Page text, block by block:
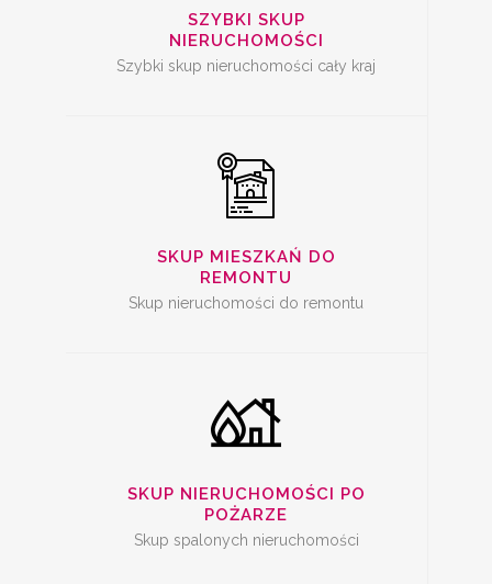
SZYBKI SKUP
NIERUCHOMOŚCI
Szybki skup nieruchomości cały kraj
SKUP MIESZKAŃ DO
REMONTU
Skup nieruchomości do remontu
REMONTU
SKUP NIERUCHOMOŚCI PO
POŻARZE
Skup spalonych nieruchomości
SKUP SPALONYCH
NIERUCHOMOŚCI
SKUP
PROBLEMAMI